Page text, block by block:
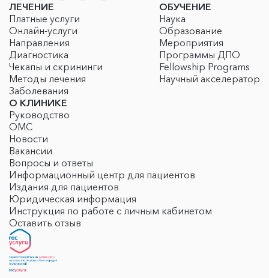
ЛЕЧЕНИЕ
Платные услуги
Онлайн-услуги
Направления
Диагностика
Чекапы и скрининги
Методы лечения
Заболевания
ОБУЧЕНИЕ
Наука
Образование
Мероприятия
Программы ДПО
Fellowship Programs
Научный акселератор
О КЛИНИКЕ
Руководство
ОМС
Новости
Вакансии
Вопросы и ответы
Информационный центр для пациентов
Издания для пациентов
Юридическая информация
Инструкция по работе с личным кабинетом
Оставить отзыв